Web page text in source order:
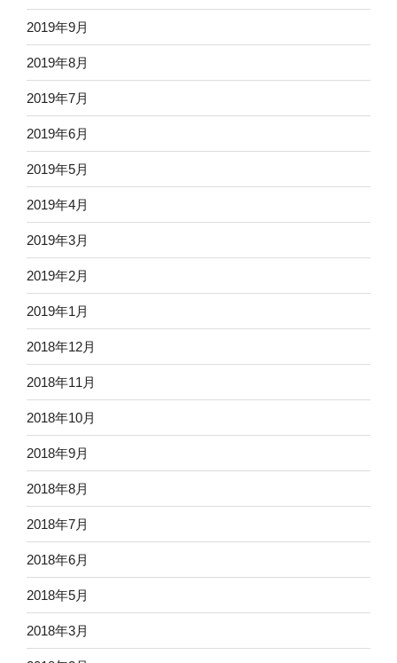
2019年9月
2019年8月
2019年7月
2019年6月
2019年5月
2019年4月
2019年3月
2019年2月
2019年1月
2018年12月
2018年11月
2018年10月
2018年9月
2018年8月
2018年7月
2018年6月
2018年5月
2018年3月